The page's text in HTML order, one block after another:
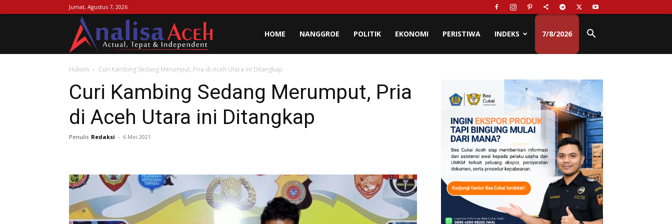
Jumat, Agustus 7, 2026
Aceh
HOME NANGGROE POLITIK EKONOMI PERISTIWA INDEKS 7/8/2026
Hukum Curi Kambing Sedang Merumput, Pria di Aceh Utara ini Ditangkap
Curi Kambing Sedang Merumput, Pria
di Aceh Utara ini Ditangkap
Penulis Redaksi - 6 Mei 2021